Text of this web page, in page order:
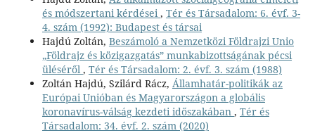
és módszertani kérdései , Tér és Társadalom: 6. évf. 3-
4. szám (1992): Budapest és társai
Hajdú Zoltán, Beszámoló a Nemzetközi Földrajzi Unio
„Földrajz és közigazgatás” munkabizottságának pécsi
üléséről , Tér és Társadalom: 2. évf. 3. szám (1988)
Zoltán Hajdú, Szilárd Rácz, Államhatár-politikák az
Európai Unióban és Magyarországon a globális
koronavírus-válság kezdeti időszakában , Tér és
Társadalom: 34. évf. 2. szám (2020)